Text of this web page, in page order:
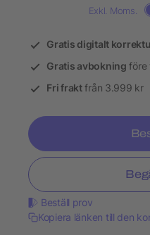
Exkl. Moms.
Gratis digitalt
Gratis avbokning före
Fri fraktfrån 3.999 kr
Beställ prov
Kopiera länken till den